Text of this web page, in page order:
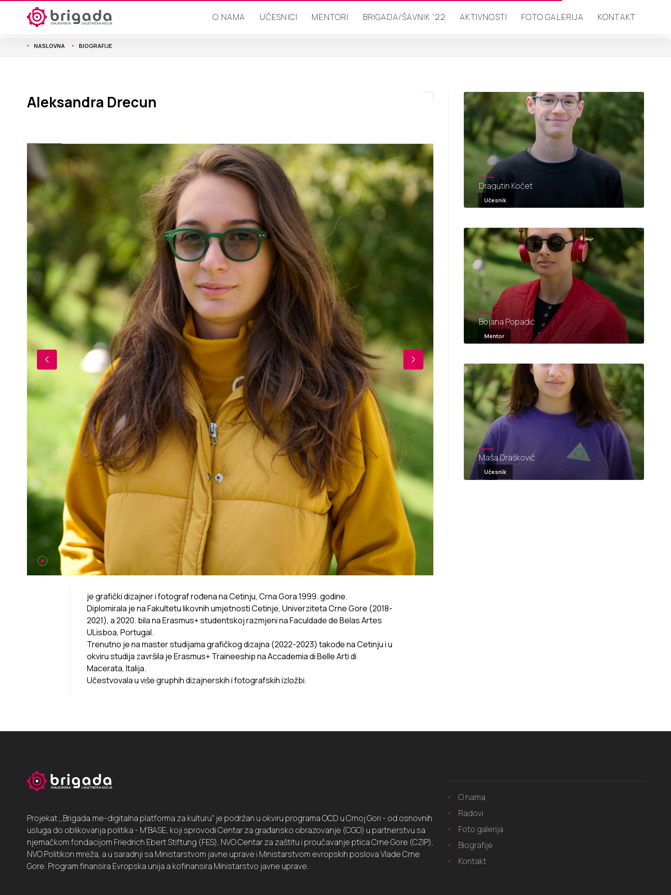
O NAMA UČESNICI MENTORI BRIGADA/ŠAVNIK '22 AKTIVNOSTI FOTO GALERIJA KONTAKT
NASLOVNA BIOGRAFIJE
Aleksandra Drecun
{objekti_foto.foto}
je grafički dizajner i fotograf rođena na Cetinju, Crna Gora 1999. godine.
Diplomirala je na Fakultetu likovnih umjetnosti Cetinje, Univerziteta Crne Gore (2018-
2021), a 2020. bila na Erasmus+ studentskoj razmjeni na Faculdade de Belas Artes
ULisboa, Portugal.
Trenutno je na master studijama grafičkog dizajna (2022-2023) takođe na Cetinju i u
okviru studija završila je Erasmus+ Traineeship na Accademia di Belle Arti di
Macerata, Italija.
Učestvovala u više gruphih dizajnerskih i fotografskih izložbi.
Učesnik
Dragutin Kočet
Mentor
Bojana Popadić
Učesnik
Maša Draškovič
Projekat ,,Brigada.me-digitalna platforma za kulturu" je podržan u okviru programa OCD u Crnoj Gori - od osnovnih
usluga do oblikovanja politika - M'BASE, koji sprovodi Centar za građansko obrazovanje (CGO) u partnerstvu sa
njemačkom fondacijom Friedrich Ebert Stiftung (FES), NVO Centar za zaštitu i proučavanje ptica Crne Gore (CZIP),
NVO Politikon mreža, a u saradnji sa Ministarstvom javne uprave i Ministarstvom evropskih poslova Vlade Crne
Gore. Program finansira Evropska unija a kofinansira Ministarstvo javne uprave.
O nama
Radovi
Foto galerija
Biografije
Kontakt